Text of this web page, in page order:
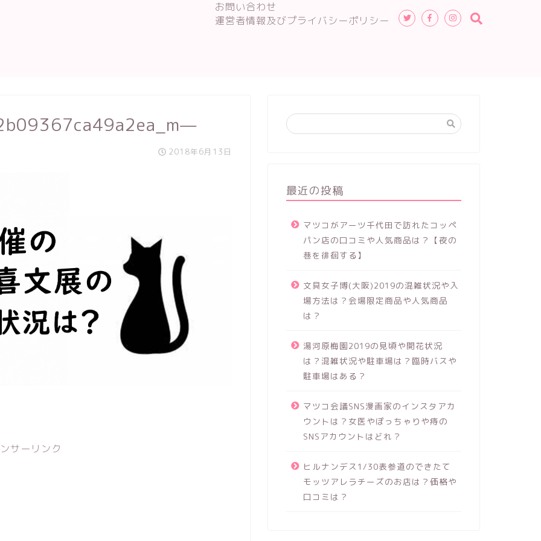
お問い合わせ
運営者情報及びプライバシーポリシー
2018年6月13日
サーリンク
最近の投稿
マツコがアーツ千代田で訪れたコッペ
パン店の口コミや人気商品は？【夜の
巷を徘徊する】
文具女子博(大阪)2019の混雑状況や入
場方法は？会場限定商品や人気商品
は？
湯河原梅園2019の見頃や開花状況
は？混雑状況や駐車場は？臨時バスや
駐車場はある？
マツコ会議SNS漫画家のインスタアカ
ウントは？女医やぽっちゃりや痔の
SNSアカウントはどれ？
ヒルナンデス1/30表参道のできたて
モッツアレラチーズのお店は？価格や
口コミは？